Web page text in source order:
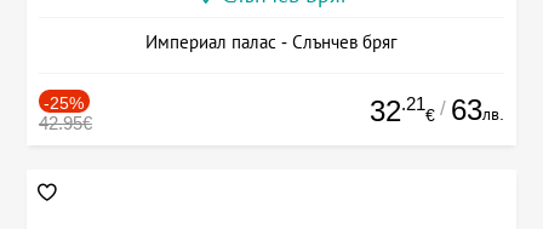
Империал палас - Слънчев бряг
-25%
42.95€ 32.21
€ / 63лв.